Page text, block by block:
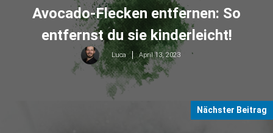
Avocado-Flecken entfernen: So
entfernst du sie kinderleicht!
Luca April 13, 2023
Nächster Beitrag